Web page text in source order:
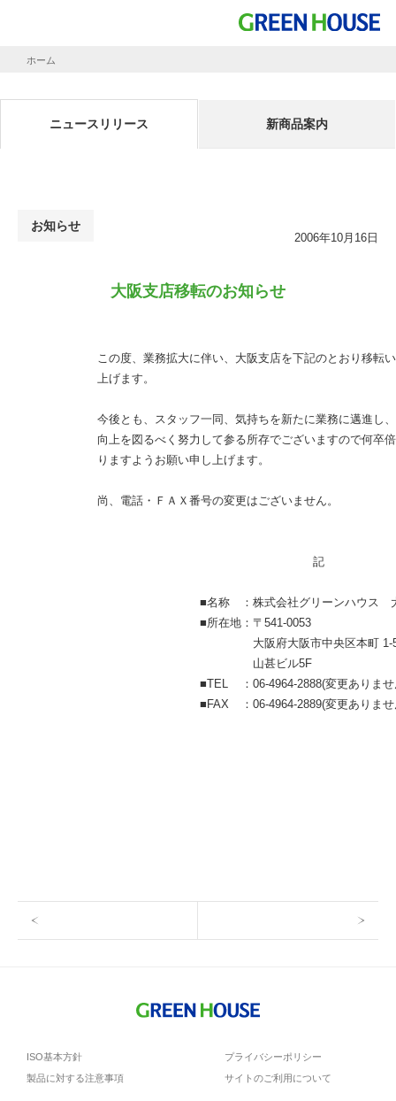
ホーム
ニュースリリース 新商品案内
お知らせ
2006年10月16日
大阪支店移転のお知らせ
この度、業務拡大に伴い、大阪支店を下記のとおり移転
上げます。
今後とも、スタッフ一同、気持ちを新たに業務に邁進し
向上を図るべく努力して参る所存でございますので何卒
りますようお願い申し上げます。
尚、電話・ＦＡＸ番号の変更はございません。
記
■名称 ： 株式会社グリーンハウス
■所在地 ： 〒541-0053
大阪府大阪市中央区本町 1-
山甚ビル5F
■TEL ： 06-4964-2888(変更ありま
■ FAX ： 06-4964-2889(変更ありま
ISO基本方針
プライバシーポリシー
製品に対する注意事項
サイトのご利用について